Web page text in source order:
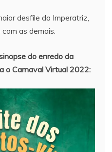
desfile da Imperatriz,
as demais.
do enredo da
o Carnaval Virtual 2022: